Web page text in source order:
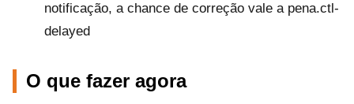
notificação, a chance de correção vale a pena.ctl-
delayed
O que fazer agora